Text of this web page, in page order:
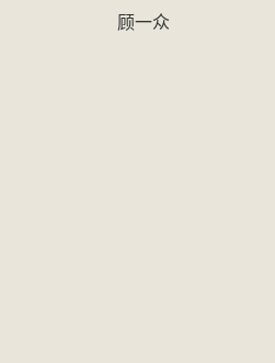
顾一众